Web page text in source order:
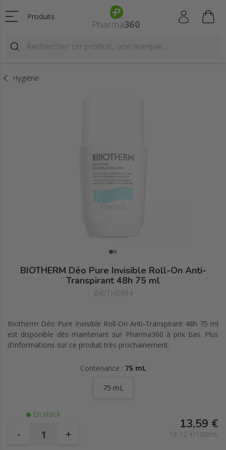
Produits
Hygiène
BIOTHERM Déo Pure Invisible Roll-On Anti-
Transpirant 48h 75 ml
BIOTHERM
Biotherm Déo Pure Invisible Roll-On Anti-Transpirant 48h 75 ml
est disponible dès maintenant sur Pharma360 à prix bas. Plus
d'informations sur ce produit très prochainement.
Contenance : 75 mL
75 mL
En stock
- +
13,59 €
18,12 €/100mL